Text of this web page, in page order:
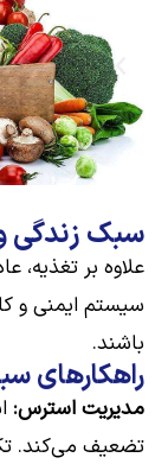
سبک زندگی
علاوه بر تغذیه،
سیستم ایمنی و
باشند.
راهکارهای
مدیریت استرس:
تضعیف می‌کند.